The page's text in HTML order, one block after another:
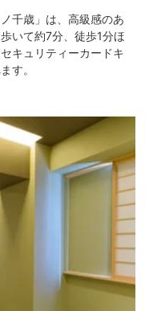
千歳」は、高級感のあ
いて約7分、徒歩1分ほ
キュリティーカードキ
す。